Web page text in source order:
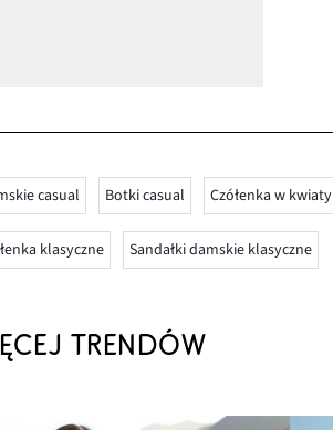
casual Botki casual Czółenka w kwiaty
klasyczne Sandałki damskie klasyczne
TRENDÓW